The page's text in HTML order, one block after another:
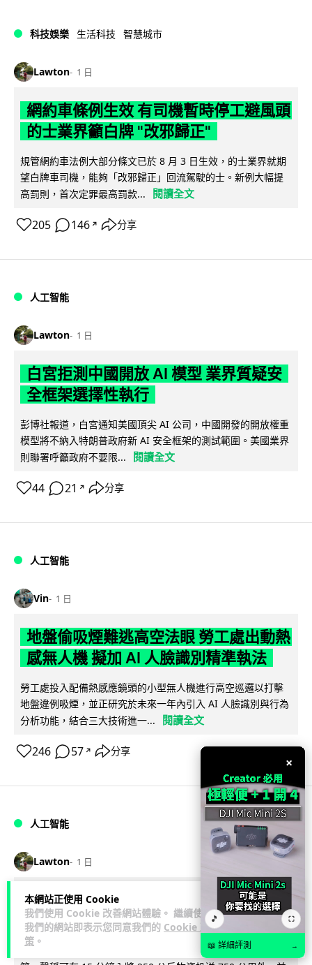
本網站正使用 Cookie
我們使用 Cookie 改善網站體驗。 繼續使用
我們的網站即表示您同意我們的 Cookie 政
策 。
科技娛樂 生活科技 智慧城市
Lawton 1 日
網約車條例生效 有司機暫時停工避風頭
的士業界籲白牌 "改邪歸正"
規管網約車法例大部分條文已於 8 月 3 日生效，的士業界就期
望白牌車司機，能夠「改邪歸正」回流駕駛的士。新例大幅提
高罰則，首次定罪最高罰款...
閱讀全文
205 146 ↗ 分享
人工智能
Lawton 1 日
白宮拒測中國開放 AI 模型 業界質疑安
全框架選擇性執行
彭博社報道，白宮通知美國頂尖 AI 公司，中國開發的開放權重
模型將不納入特朗普政府新 AI 安全框架的測試範圍。美國業界
則聯署呼籲政府不要限...
閱讀全文
44 21 ↗ 分享
人工智能
Vin 1 日
地盤偷吸煙難逃高空法眼 勞工處出動熱
感無人機 擬加 AI 人臉識別精準執法
勞工處投入配備熱感應鏡頭的小型無人機進行高空巡邏以打擊
地盤違例吸煙，並正研究於未來一年內引入 AI 人臉識別與行為
分析功能，結合三大技術進一...
閱讀全文
246 57 ↗ 分享
人工智能
Lawton 1 日
貨運火箭 沖繩飛台灣僅需 15 分鐘 Hop
Aero 將 550 磅貨物運送至 725 公里外
【真正用火箭送貨】美國初創 Hop Aero 公開自動駕駛貨運火
×
🎵 ⛶
📖 詳細評測 →